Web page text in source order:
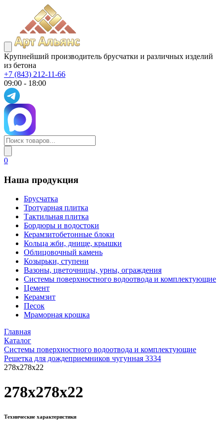
Крупнейший производитель брусчатки и различных изделий
из бетона
+7 (843) 212-11-66
09:00 - 18:00
0
Наша продукция
Брусчатка
Тротуарная плитка
Тактильная плитка
Бордюры и водостоки
Керамзитобетонные блоки
Кольца жби, днище, крышки
Облицовочный камень
Козырьки, ступени
Вазоны, цветочницы, урны, ограждения
Системы поверхностного водоотвода и комплектующие
Цемент
Керамзит
Песок
Мраморная крошка
Главная
Каталог
Системы поверхностного водоотвода и комплектующие
Решетка для дождеприемников чугунная 3334
278x278x22
278x278x22
Технические характеристики